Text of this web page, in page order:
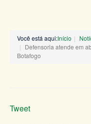
Você está aqui:Início
Defensoria atende em
Botafogo
Tweet